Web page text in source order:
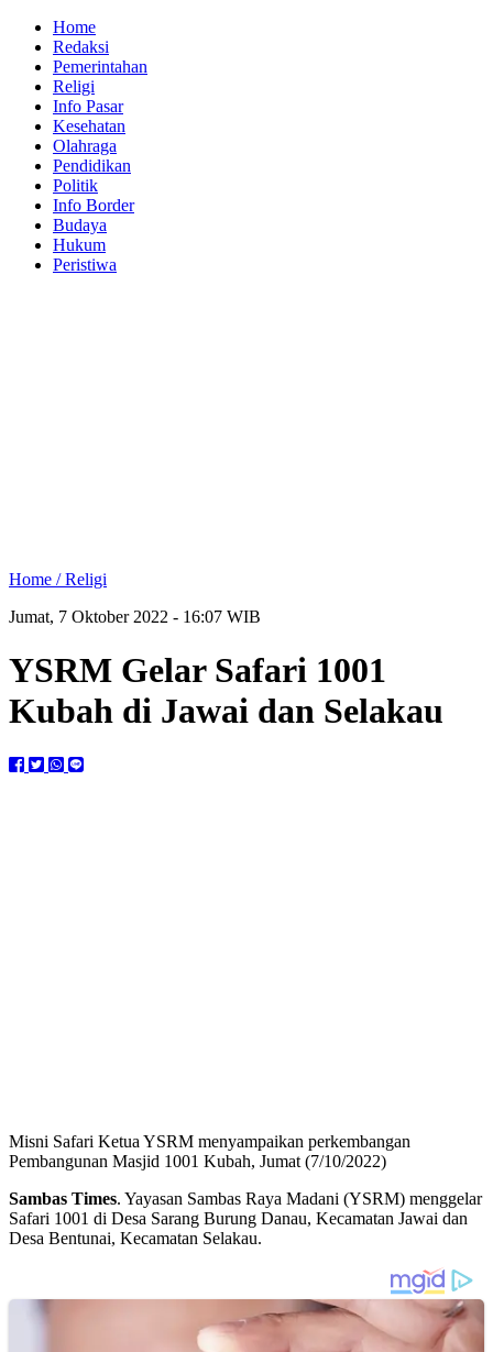
Home
Redaksi
Pemerintahan
Religi
Info Pasar
Kesehatan
Olahraga
Pendidikan
Politik
Info Border
Budaya
Hukum
Peristiwa
Home /Religi
Jumat, 7 Oktober 2022 - 16:07 WIB
YSRM Gelar Safari 1001
Kubah di Jawai dan Selakau
Misni Safari Ketua YSRM menyampaikan perkembangan
Pembangunan Masjid 1001 Kubah, Jumat (7/10/2022)
Sambas Times. Yayasan Sambas Raya Madani (YSRM) menggelar
Safari 1001 di Desa Sarang Burung Danau, Kecamatan Jawai dan
Desa Bentunai, Kecamatan Selakau.